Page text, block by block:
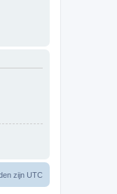
zijn UTC